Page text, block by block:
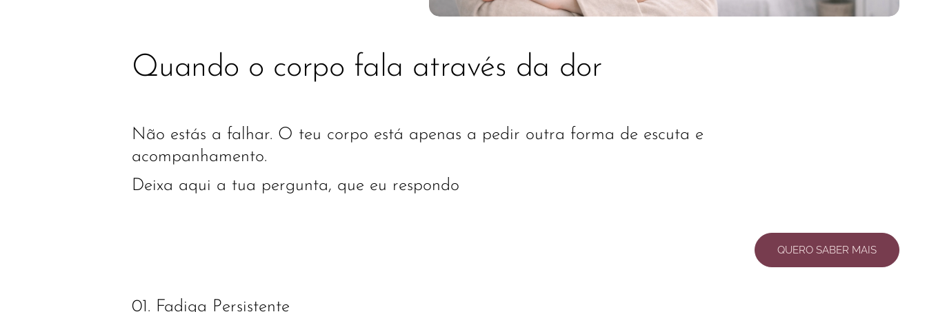
Quando o corpo fala através da dor
Não estás a falhar. O teu corpo está apenas a pedir outra forma de escuta e
acompanhamento.
Deixa aqui a tua pergunta, que eu respondo
QUERO SABER MAIS
01. Fadiga Persistente